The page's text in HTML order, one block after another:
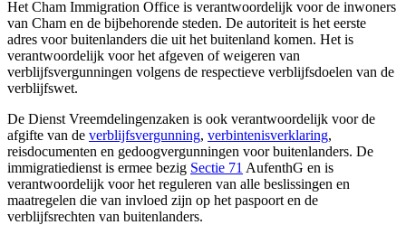
Het Cham Immigration Office is verantwoordelijk voor de inwoners
van Cham en de bijbehorende steden. De autoriteit is het eerste
adres voor buitenlanders die uit het buitenland komen. Het is
verantwoordelijk voor het afgeven of weigeren van
verblijfsvergunningen volgens de respectieve verblijfsdoelen van de
verblijfswet.
De Dienst Vreemdelingenzaken is ook verantwoordelijk voor de
afgifte van de verblijfsvergunning, verbintenisverklaring,
reisdocumenten en gedoogvergunningen voor buitenlanders. De
immigratiedienst is ermee bezig Sectie 71 AufenthG en is
verantwoordelijk voor het reguleren van alle beslissingen en
maatregelen die van invloed zijn op het paspoort en de
verblijfsrechten van buitenlanders.